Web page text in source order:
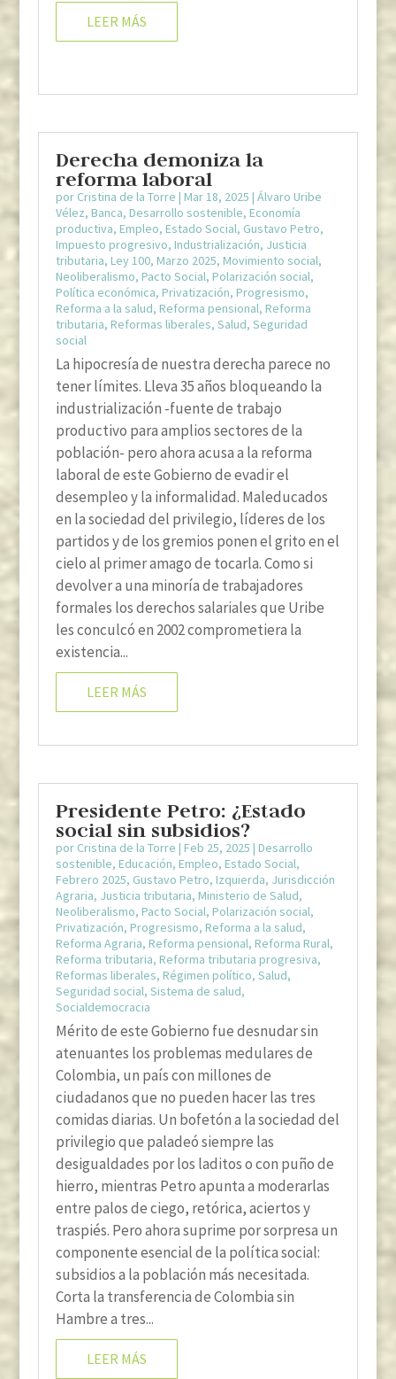
LEER MÁS
Derecha demoniza la
reforma laboral
por Cristina de la Torre | Mar 18, 2025 | Álvaro Uribe
Vélez, Banca, Desarrollo sostenible, Economía
productiva, Empleo, Estado Social, Gustavo Petro,
Impuesto progresivo, Industrialización, Justicia
tributaria, Ley 100, Marzo 2025, Movimiento social,
Neoliberalismo, Pacto Social, Polarización social,
Política económica, Privatización, Progresismo,
Reforma a la salud, Reforma pensional, Reforma
tributaria, Reformas liberales, Salud, Seguridad
social
La hipocresía de nuestra derecha parece no
tener límites. Lleva 35 años bloqueando la
industrialización -fuente de trabajo
productivo para amplios sectores de la
población- pero ahora acusa a la reforma
laboral de este Gobierno de evadir el
desempleo y la informalidad. Maleducados
en la sociedad del privilegio, líderes de los
partidos y de los gremios ponen el grito en el
cielo al primer amago de tocarla. Como si
devolver a una minoría de trabajadores
formales los derechos salariales que Uribe
les conculcó en 2002 comprometiera la
existencia...
LEER MÁS
Presidente Petro: ¿Estado
social sin subsidios?
por Cristina de la Torre | Feb 25, 2025 | Desarrollo
sostenible, Educación, Empleo, Estado Social,
Febrero 2025, Gustavo Petro, Izquierda, Jurisdicción
Agraria, Justicia tributaria, Ministerio de Salud,
Neoliberalismo, Pacto Social, Polarización social,
Privatización, Progresismo, Reforma a la salud,
Reforma Agraria, Reforma pensional, Reforma Rural,
Reforma tributaria, Reforma tributaria progresiva,
Reformas liberales, Régimen político, Salud,
Seguridad social, Sistema de salud,
Socialdemocracia
Mérito de este Gobierno fue desnudar sin
atenuantes los problemas medulares de
Colombia, un país con millones de
ciudadanos que no pueden hacer las tres
comidas diarias. Un bofetón a la sociedad del
privilegio que paladeó siempre las
desigualdades por los laditos o con puño de
hierro, mientras Petro apunta a moderarlas
entre palos de ciego, retórica, aciertos y
traspiés. Pero ahora suprime por sorpresa un
componente esencial de la política social:
subsidios a la población más necesitada.
Corta la transferencia de Colombia sin
Hambre a tres...
LEER MÁS